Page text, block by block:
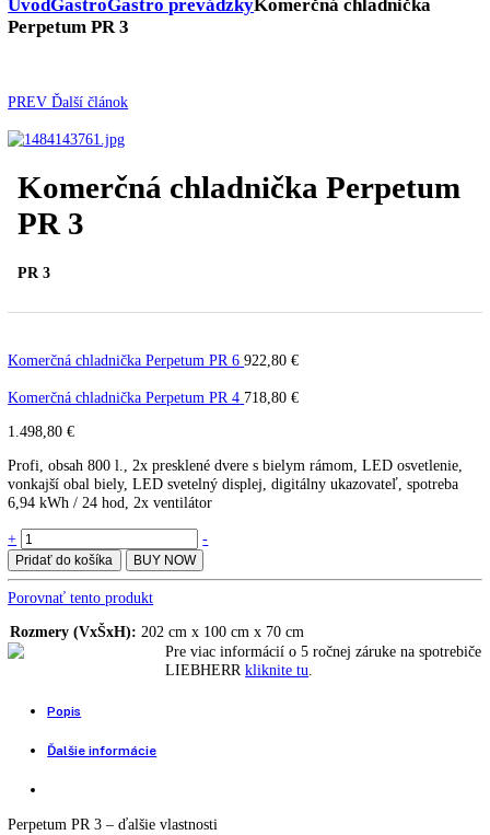
Skladovanie výbušných látok
Kávovary
Kávy
ÚvodGastroGastro prevádzkyKomerčná chladnička
Perpetum PR 3
Komerčná chladnička
PR 3
PR 3
Komerčná chladnička Perpetum PR 6 922,80€
Komerčná chladnička Perpetum PR 4
1.498,80
vonkajší obal biely, LED svetelný displej, digitálny ukazovateľ,
chladnička
Perpetum